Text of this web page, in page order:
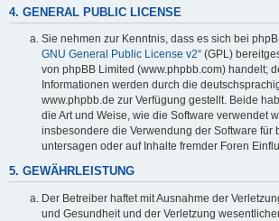
4. GENERAL PUBLIC LICENSE
Sie nehmen zur Kenntnis, dass es sich bei
GNU General Public License v2“ (GPL)
von phpBB Limited (www.phpbb.com) handelt;
Informationen werden durch die
www.phpbb.de zur Verfügung gestellt. Beide
die Art und Weise, wie die Software verwendet
insbesondere die Verwendung der Software für
untersagen oder auf Inhalte fremder Foren
5. GEWÄHRLEISTUNG
Der Betreiber haftet mit Ausnahme der
und Gesundheit und der Verletzung